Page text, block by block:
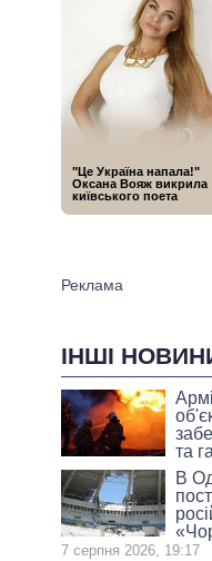
ІНШІ
та
В
7 серпня 2026, 19:17